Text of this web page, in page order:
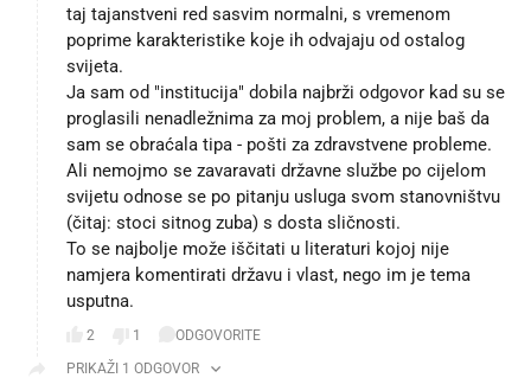
taj tajanstveni red sasvim normalni, s vremenom
poprime karakteristike koje ih odvajaju od ostalog
svijeta.
Ja sam od "institucija" dobila najbrži odgovor kad su se
proglasili nenadležnima za moj problem, a nije baš da
sam se obraćala tipa - pošti za zdravstvene probleme.
Ali nemojmo se zavaravati državne službe po cijelom
svijetu odnose se po pitanju usluga svom stanovništvu
(čitaj: stoci sitnog zuba) s dosta sličnosti.
To se najbolje može iščitati u literaturi kojoj nije
namjera komentirati državu i vlast, nego im je tema
usputna.
2 1
ODGOVORITE
PRIKAŽI 1 ODGOVOR